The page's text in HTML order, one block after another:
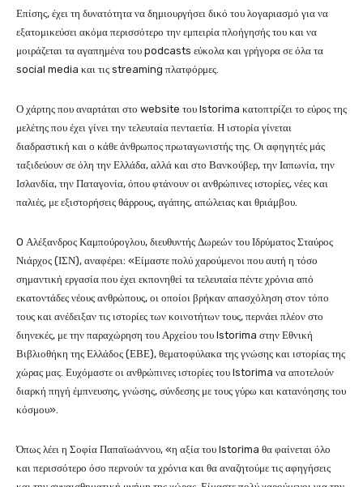
Επίσης, έχει τη δυνατότητα να δημιουργήσει δικό του λογαριασμό για να
εξατομικεύσει ακόμα περισσότερο την εμπειρία πλοήγησής του και να
μοιράζεται τα αγαπημένα του podcasts εύκολα και γρήγορα σε όλα τα
social media και τις streaming πλατφόρμες.
Ο χάρτης που αναρτάται στο website του Istorima κατοπτρίζει το εύρος της
μελέτης που έχει γίνει την τελευταία πενταετία. Η ιστορία γίνεται
διαδραστική και ο κάθε άνθρωπος πρωταγωνιστής της. Οι αφηγητές μάς
ταξιδεύουν σε όλη την Ελλάδα, αλλά και στο Βανκούβερ, την Ιαπωνία, την
Ισλανδία, την Παταγονία, όπου φτάνουν οι ανθρώπινες ιστορίες, νέες και
παλιές, με εξιστορήσεις θάρρους, αγάπης, απώλειας και θριάμβου.
O Αλέξανδρος Καμπούρογλου, διευθυντής Δωρεών του Ιδρύματος Σταύρος
Νιάρχος (ΙΣΝ), αναφέρει: «Είμαστε πολύ χαρούμενοι που αυτή η τόσο
σημαντική εργασία που έχει εκπονηθεί τα τελευταία πέντε χρόνια από
εκατοντάδες νέους ανθρώπους, οι οποίοι βρήκαν απασχόληση στον τόπο
τους και ανέδειξαν τις ιστορίες των κοινοτήτων τους, περνάει πλέον στο
διηνεκές, με την παραχώρηση του Αρχείου του Istorima στην Εθνική
Βιβλιοθήκη της Ελλάδος (ΕΒΕ), θεματοφύλακα της γνώσης και ιστορίας της
χώρας μας. Ευχόμαστε οι ανθρώπινες ιστορίες του Istorima να αποτελούν
διαρκή πηγή έμπνευσης, γνώσης, σύνδεσης με τους γύρω και κατανόησης του
κόσμου».
Όπως λέει η Σοφία Παπαϊωάννου, «η αξία του Istorima θα φαίνεται όλο
και περισσότερο όσο περνούν τα χρόνια και θα αναζητούμε τις αφηγήσεις